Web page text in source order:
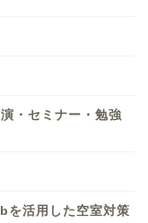
・セミナー・勉強
を活用した空室対策